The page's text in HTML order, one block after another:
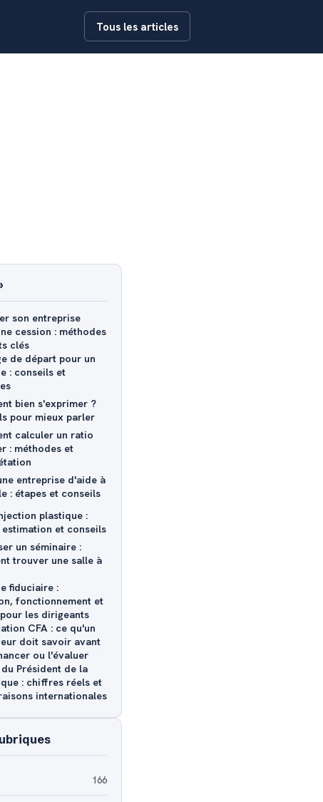
Tous les articles
son entreprise
cession : méthodes
clés
de départ pour un
: conseils et
bien s'exprimer ?
pour mieux parler
calculer un ratio
: méthodes et
entreprise d'aide à
: étapes et conseils
plastique :
estimation et conseils
un séminaire :
trouver une salle à
fiduciaire :
fonctionnement et
les dirigeants
CFA : ce qu'un
doit savoir avant
ou l'évaluer
Président de la
: chiffres réels et
internationales
166